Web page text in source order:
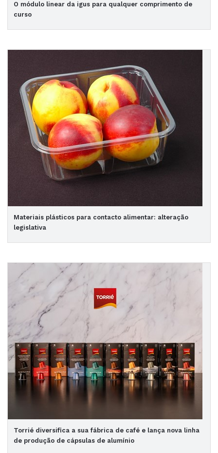
O módulo linear da igus para qualquer comprimento de
curso
Materiais plásticos para contacto alimentar: alteração
legislativa
Torrié diversifica a sua fábrica de café e lança nova linha
de produção de cápsulas de alumínio